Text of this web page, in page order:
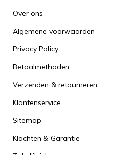
Over ons
Algemene voorwaarden
Privacy Policy
Betaalmethoden
Verzenden & retourneren
Klantenservice
Sitemap
Klachten & Garantie